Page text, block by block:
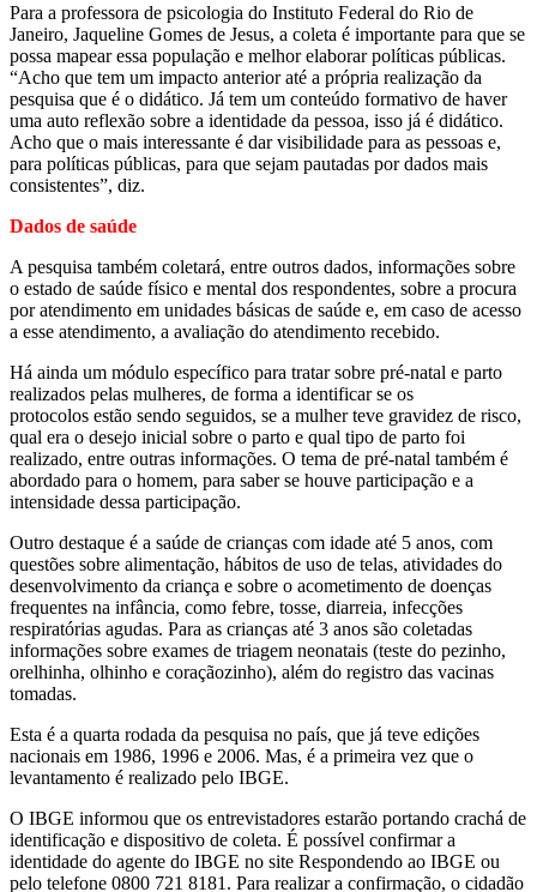
Para a professora de psicologia do Instituto Federal do Rio de
Janeiro, Jaqueline Gomes de Jesus, a coleta é importante para que se
possa mapear essa população e melhor elaborar políticas públicas.
“Acho que tem um impacto anterior até a própria realização da
pesquisa que é o didático. Já tem um conteúdo formativo de haver
uma auto reflexão sobre a identidade da pessoa, isso já é didático.
Acho que o mais interessante é dar visibilidade para as pessoas e,
para políticas públicas, para que sejam pautadas por dados mais
consistentes”, diz.
Dados de saúde
A pesquisa também coletará, entre outros dados, informações sobre
o estado de saúde físico e mental dos respondentes, sobre a procura
por atendimento em unidades básicas de saúde e, em caso de acesso
a esse atendimento, a avaliação do atendimento recebido.
Há ainda um módulo específico para tratar sobre pré-natal e parto
realizados pelas mulheres, de forma a identificar se os
protocolos estão sendo seguidos, se a mulher teve gravidez de risco,
qual era o desejo inicial sobre o parto e qual tipo de parto foi
realizado, entre outras informações. O tema de pré-natal também é
abordado para o homem, para saber se houve participação e a
intensidade dessa participação.
Outro destaque é a saúde de crianças com idade até 5 anos, com
questões sobre alimentação, hábitos de uso de telas, atividades do
desenvolvimento da criança e sobre o acometimento de doenças
frequentes na infância, como febre, tosse, diarreia, infecções
respiratórias agudas. Para as crianças até 3 anos são coletadas
informações sobre exames de triagem neonatais (teste do pezinho,
orelhinha, olhinho e coraçãozinho), além do registro das vacinas
tomadas.
Esta é a quarta rodada da pesquisa no país, que já teve edições
nacionais em 1986, 1996 e 2006. Mas, é a primeira vez que o
levantamento é realizado pelo IBGE.
O IBGE informou que os entrevistadores estarão portando crachá de
identificação e dispositivo de coleta. É possível confirmar a
identidade do agente do IBGE no site Respondendo ao IBGE ou
pelo telefone 0800 721 8181. Para realizar a confirmação, o cidadão